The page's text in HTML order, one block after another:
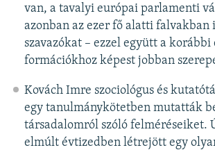
van, a tavalyi európai parlamenti
azonban az ezer fő alatti falvakban
szavazókat – ezzel együtt a
formációkhoz képest jobban
Kovách Imre szociológus és
egy tanulmánykötetben mutatták
társadalomról szóló felméréseiket.
elmúlt évtizedben létrejött egy